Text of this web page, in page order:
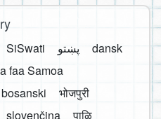
SiSwati پښتو
dansk
faa Samoa
bosanski
भोजपुरी
slovenčina पाऴि